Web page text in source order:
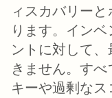
ィスカバリー
ります。イン
ントに対して
きません。す
キーや過剰な